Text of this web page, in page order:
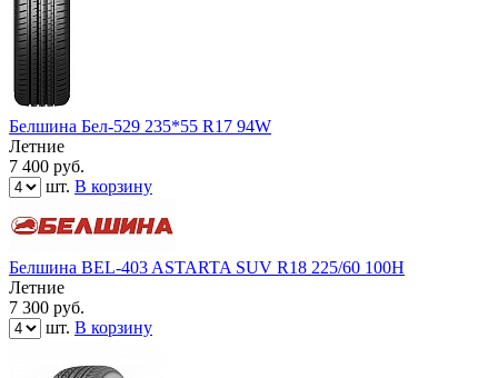
Белшина Бел-529 235*55 R17 94W
Летние
7 400 руб.
шт. В корзину
Белшина BEL-403 ASTARTA SUV R18 225/60 100H
Летние
7 300 руб.
шт. В корзину